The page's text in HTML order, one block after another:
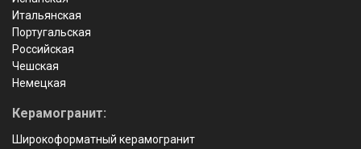
Итальянская
Португальская
Российская
Чешская
Немецкая
Керамогранит:
Широкоформатный керамогранит